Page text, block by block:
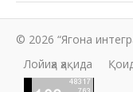
© 2026 “Ягона
Лойиҳа ҳақида